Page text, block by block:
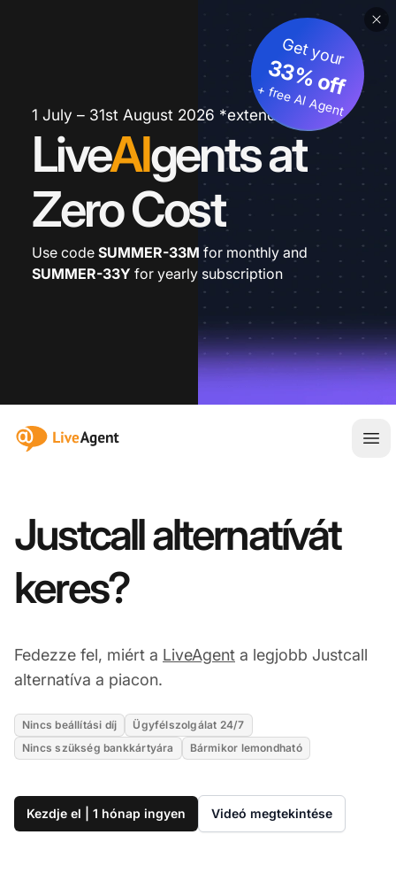
1 July – 31st August 2026 *extended
LiveAIgents at
Zero Cost
Get your
33% off
+ free AI Agent
Use code SUMMER-33M for monthly and
SUMMER-33Y for yearly subscription
:site.title
Justcall alternatívát
keres?
Fedezze fel, miért a LiveAgent a legjobb Justcall
alternatíva a piacon.
Nincs beállítási díj
Ügyfélszolgálat 24/7
Nincs szükség bankkártyára
Bármikor lemondható
Kezdje el | 1 hónap ingyen Videó megtekintése